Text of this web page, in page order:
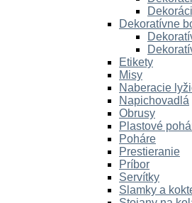
Dekoratívne
Etikety
Misy
Naberacie
Napichovadlá
Obrusy
Plastové
Poháre
Prestieranie
Príbor
Servítky
Slamky a